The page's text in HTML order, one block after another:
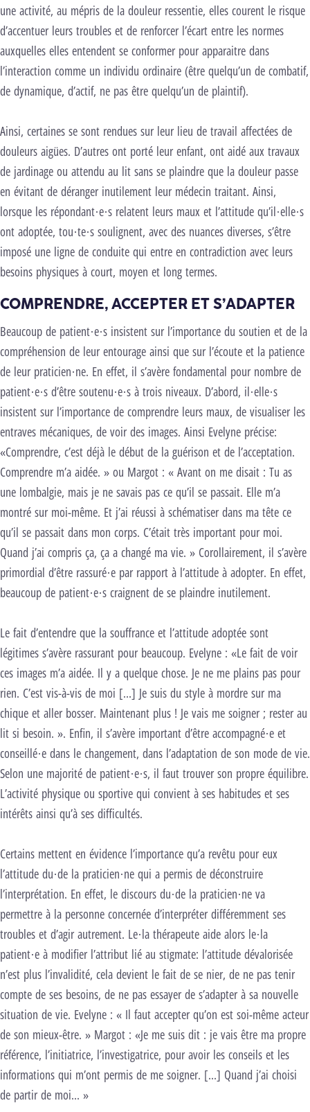
une activité, au mépris de la douleur ressentie, elles courent le risque
d’accentuer leurs troubles et de renforcer l’écart entre les normes
auxquelles elles entendent se conformer pour apparaitre dans
l’interaction comme un individu ordinaire (être quelqu’un de combatif,
de dynamique, d’actif, ne pas être quelqu’un de plaintif).
Ainsi, certaines se sont rendues sur leur lieu de travail affectées de
douleurs aigües. D’autres ont porté leur enfant, ont aidé aux travaux
de jardinage ou attendu au lit sans se plaindre que la douleur passe
en évitant de déranger inutilement leur médecin traitant. Ainsi,
lorsque les répondant·e·s relatent leurs maux et l’attitude qu’il·elle·s
ont adoptée, tou·te·s soulignent, avec des nuances diverses, s’être
imposé une ligne de conduite qui entre en contradiction avec leurs
besoins physiques à court, moyen et long termes.
COMPRENDRE, ACCEPTER ET S’ADAPTER
Beaucoup de patient·e·s insistent sur l’importance du soutien et de la
compréhension de leur entourage ainsi que sur l’écoute et la patience
de leur praticien·ne. En effet, il s’avère fondamental pour nombre de
patient·e·s d’être soutenu·e·s à trois niveaux. D’abord, il·elle·s
insistent sur l’importance de comprendre leurs maux, de visualiser les
entraves mécaniques, de voir des images. Ainsi Evelyne précise:
«Comprendre, c’est déjà le début de la guérison et de l’acceptation.
Comprendre m’a aidée. » ou Margot : « Avant on me disait : Tu as
une lombalgie, mais je ne savais pas ce qu’il se passait. Elle m’a
montré sur moi-même. Et j’ai réussi à schématiser dans ma tête ce
qu’il se passait dans mon corps. C’était très important pour moi.
Quand j’ai compris ça, ça a changé ma vie. » Corollairement, il s’avère
primordial d’être rassuré·e par rapport à l’attitude à adopter. En effet,
beaucoup de patient·e·s craignent de se plaindre inutilement.
Le fait d’entendre que la souffrance et l’attitude adoptée sont
légitimes s’avère rassurant pour beaucoup. Evelyne : «Le fait de voir
ces images m’a aidée. Il y a quelque chose. Je ne me plains pas pour
rien. C’est vis-à-vis de moi […] Je suis du style à mordre sur ma
chique et aller bosser. Maintenant plus ! Je vais me soigner ; rester au
lit si besoin. ». Enfin, il s’avère important d’être accompagné·e et
conseillé·e dans le changement, dans l’adaptation de son mode de vie.
Selon une majorité de patient·e·s, il faut trouver son propre équilibre.
L’activité physique ou sportive qui convient à ses habitudes et ses
intérêts ainsi qu’à ses difficultés.
Certains mettent en évidence l’importance qu’a revêtu pour eux
l’attitude du·de la praticien·ne qui a permis de déconstruire
l’interprétation. En effet, le discours du·de la praticien·ne va
permettre à la personne concernée d’interpréter différemment ses
troubles et d’agir autrement. Le·la thérapeute aide alors le·la
patient·e à modifier l’attribut lié au stigmate: l’attitude dévalorisée
n’est plus l’invalidité, cela devient le fait de se nier, de ne pas tenir
compte de ses besoins, de ne pas essayer de s’adapter à sa nouvelle
situation de vie. Evelyne : « Il faut accepter qu’on est soi-même acteur
de son mieux-être. » Margot : «Je me suis dit : je vais être ma propre
référence, l’initiatrice, l’investigatrice, pour avoir les conseils et les
informations qui m’ont permis de me soigner. […] Quand j’ai choisi
de partir de moi… »